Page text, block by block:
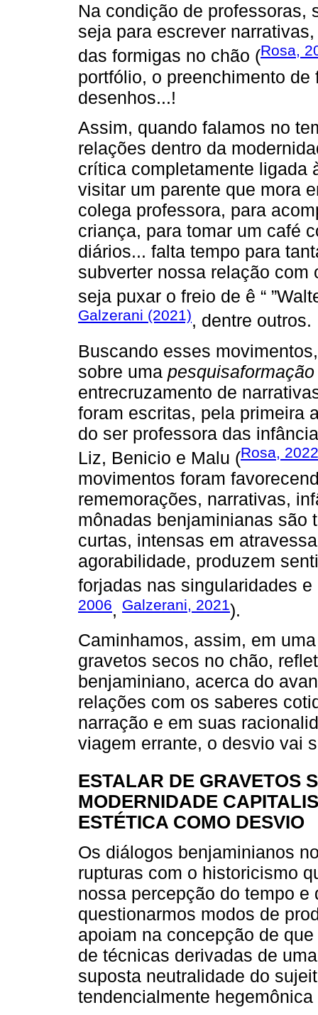
Na condição de professoras,
seja para escrever
das formigas no chão (Rosa,
portfólio, o preenchimento
desenhos...!
Assim, quando falamos no
relações dentro da
crítica completamente ligada
visitar um parente que mora
colega professora, para
criança, para tomar um café
diários... falta tempo para
subverter nossa relação com
seja puxar o freio de ê “
Galzerani (2021), dentre outros.
Buscando esses
sobre uma pesquisaformação
entrecruzamento de
foram escritas, pela primeira
do ser professora das
Liz, Benicio e Malu (Rosa, 2022
movimentos foram
rememorações, narrativas,
mônadas benjaminianas são
curtas, intensas em
agorabilidade, produzem
forjadas nas singularidades
2006, Galzerani, 2021).
Caminhamos, assim, em
gravetos secos no chão,
benjaminiano, acerca do
relações com os saberes
narração e em suas
viagem errante, o desvio vai
ESTALAR DE GRAVETOS
MODERNIDADE
ESTÉTICA COMO DESVIO
Os diálogos benjaminianos
rupturas com o historicismo
nossa percepção do tempo
questionarmos modos de
apoiam na concepção de
de técnicas derivadas de
suposta neutralidade do
tendencialmente